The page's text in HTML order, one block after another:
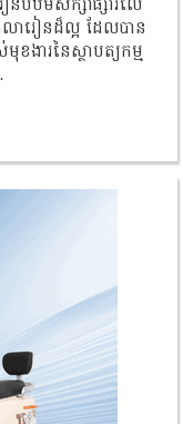
នបឋមសិក្សាផ្សារលើ
លារៀនដ៏ល្អ ដែលបាន
មុខងារនៃស្ថាបត្យកម្ម